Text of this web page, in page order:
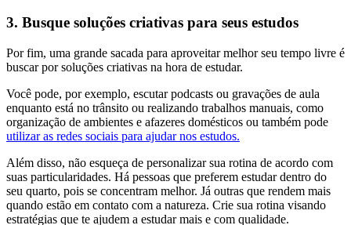
3. Busque soluções criativas para seus estudos
Por fim, uma grande sacada para aproveitar melhor seu tempo livre é
buscar por soluções criativas na hora de estudar.
Você pode, por exemplo, escutar podcasts ou gravações de aula
enquanto está no trânsito ou realizando trabalhos manuais, como
organização de ambientes e afazeres domésticos ou também pode
utilizar as redes sociais para ajudar nos estudos.
Além disso, não esqueça de personalizar sua rotina de acordo com
suas particularidades. Há pessoas que preferem estudar dentro do
seu quarto, pois se concentram melhor. Já outras que rendem mais
quando estão em contato com a natureza. Crie sua rotina visando
estratégias que te ajudem a estudar mais e com qualidade.